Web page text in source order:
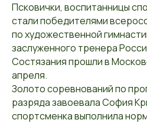
Псковички, воспитанницы
стали победителями
по художественной
заслуженного тренера
Состязания прошли в
апреля.
Золото соревнований по
разряда завоевала София
спортсменка выполнила